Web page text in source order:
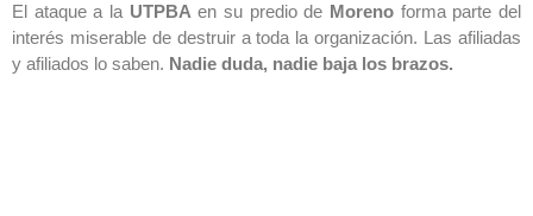
El ataque a la UTPBA en su predio de Moreno forma parte del
interés miserable de destruir a toda la organización. Las afiliadas
y afiliados lo saben. Nadie duda, nadie baja los brazos.